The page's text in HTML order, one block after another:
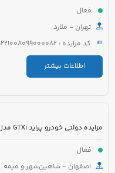
فعال
تهران - ملارد
کد مزایده : 5221008099000082
اطلاعات بیشتر
مزایده دولتی خودرو پراید GTXi مدل 1386 رنگ نقره ای
فعال
اصفهان - شاهین‌شهر و میمه